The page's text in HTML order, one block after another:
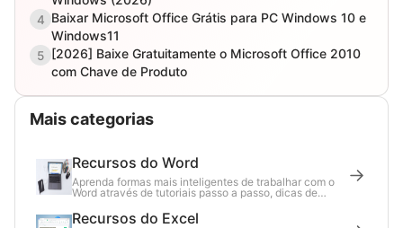
4 Baixar Microsoft Office Grátis para PC Windows 10 e
Windows11
5 [2026] Baixe Gratuitamente o Microsoft Office 2010
com Chave de Produto
Mais categorias
Recursos do Word
Aprenda formas mais inteligentes de trabalhar com o
Word através de tutoriais passo a passo, dicas de
produtividade e atualizações do setor.
Recursos do Excel